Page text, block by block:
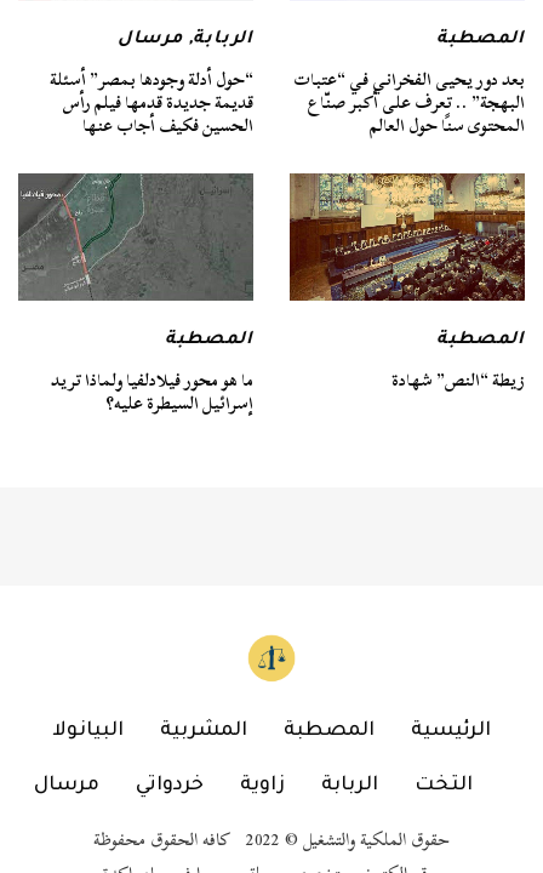
المصطبة
بعد دور يحيى الفخراني في “عتبات
البهجة” .. تعرف على أكبر صنّاع
المحتوى سنًا حول العالم
الربابة,مرسال
“حول أدلة وجودها بمصر” أسئلة
قديمة جديدة قدمها فيلم رأس
الحسين فكيف أجاب عنها
المصطبة
زيطة “النص” شهادة
المصطبة
ما هو محور فيلادلفيا ولماذا تريد
إسرائيل السيطرة عليه؟
الرئيسية المصطبة المشربية البيانولا
التخت الربابة زاوية خردواتي مرسال
حقوق الملكية والتشغيل © 2022 كافه الحقوق محفوظة